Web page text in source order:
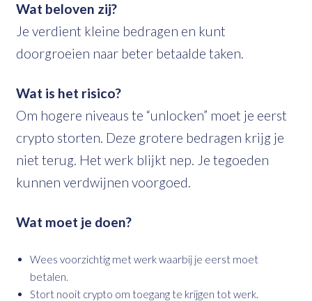
Wat beloven zij?
Je verdient kleine bedragen en kunt
doorgroeien naar beter betaalde taken.
Wat is het risico?
Om hogere niveaus te “unlocken” moet je eerst
crypto storten. Deze grotere bedragen krijg je
niet terug. Het werk blijkt nep. Je tegoeden
kunnen verdwijnen voorgoed.
Wat moet je doen?
Wees voorzichtig met werk waarbij je eerst moet
betalen.
Stort nooit crypto om toegang te krijgen tot werk.